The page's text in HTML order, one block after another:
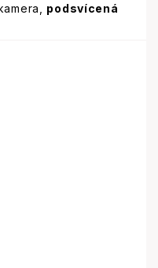
podsvícená